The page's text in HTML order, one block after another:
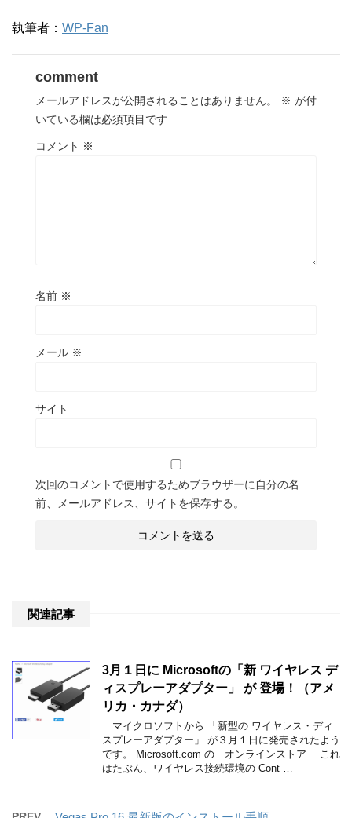
執筆者： WP-Fan
comment
メールアドレスが公開されることはありません。 ※ が付
いている欄は必須項目です
コメント ※
名前 ※
メール ※
サイト
次回のコメントで使用するためブラウザーに自分の名
前、メールアドレス、サイトを保存する。
関連記事
3月１日に Microsoftの「新 ワイヤレス デ
ィスプレーアダプター」 が 登場！（アメ
リカ・カナダ）
マイクロソフトから 「新型の ワイヤレス・ディ
スプレーアダプター」 が３月１日に発売されたよう
です。 Microsoft.com の オンラインストア これ
はたぶん、ワイヤレス接続環境の Cont …